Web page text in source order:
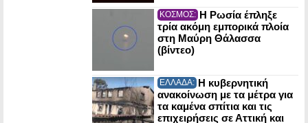
ΚΟΣΜΟΣ: Η Ρωσία έπληξε
τρία ακόμη εμπορικά πλοία
στη Μαύρη Θάλασσα
(βίντεο)
ΕΛΛΑΔΑ: Η κυβερνητική
ανακοίνωση με τα μέτρα για
τα καμένα σπίτια και τις
επιχειρήσεις σε Αττική και